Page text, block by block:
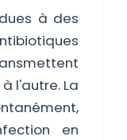
à des
l'autre. La
en